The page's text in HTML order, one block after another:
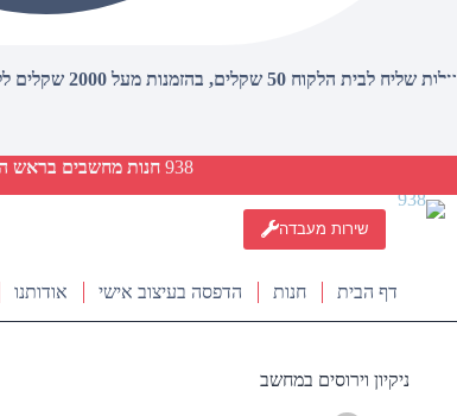
עלות שליח לבית הלקוח 50 שקלים, בהזמנות מעל 2000 שקלים ללא חיוב (חינם)
938 חנות מחשבים בראש
שירות מעבדה
דף הבית
חנות הדפסה בעיצוב אישי אודותנו
ניקיון וירוסים במחשב